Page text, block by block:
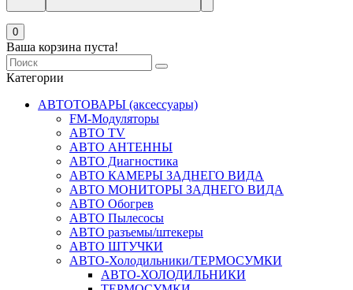
0
Ваша корзина пуста!
Категории
АВТОТОВАРЫ (аксессуары)
FM-Модуляторы
АВТО TV
АВТО АНТЕННЫ
АВТО Диагностика
АВТО КАМЕРЫ ЗАДНЕГО ВИДА
АВТО МОНИТОРЫ ЗАДНЕГО ВИДА
АВТО Обогрев
АВТО Пылесосы
АВТО разъемы/штекеры
АВТО ШТУЧКИ
АВТО-Холодильники/ТЕРМОСУМКИ
АВТО-ХОЛОДИЛЬНИКИ